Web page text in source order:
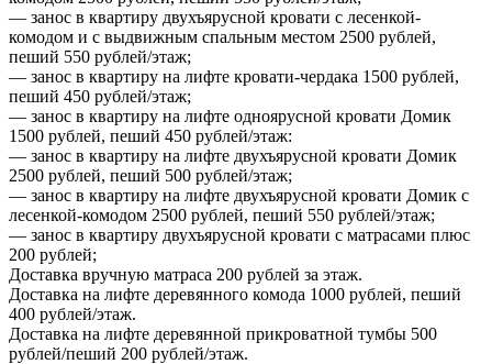
— занос в квартиру двухъярусной кровати с лесенкой-
комодом и с выдвижным спальным местом 2500 рублей,
пеший 550 рублей/этаж;
— занос в квартиру на лифте кровати-чердака 1500 рублей,
пеший 450 рублей/этаж;
— занос в квартиру на лифте одноярусной кровати Домик
1500 рублей, пеший 450 рублей/этаж:
— занос в квартиру на лифте двухъярусной кровати Домик
2500 рублей, пеший 500 рублей/этаж;
— занос в квартиру на лифте двухъярусной кровати Домик с
лесенкой-комодом 2500 рублей, пеший 550 рублей/этаж;
— занос в квартиру двухъярусной кровати с матрасами плюс
200 рублей;
Доставка вручную матраса 200 рублей за этаж.
Доставка на лифте деревянного комода 1000 рублей, пеший
400 рублей/этаж.
Доставка на лифте деревянной прикроватной тумбы 500
рублей/пеший 200 рублей/этаж.